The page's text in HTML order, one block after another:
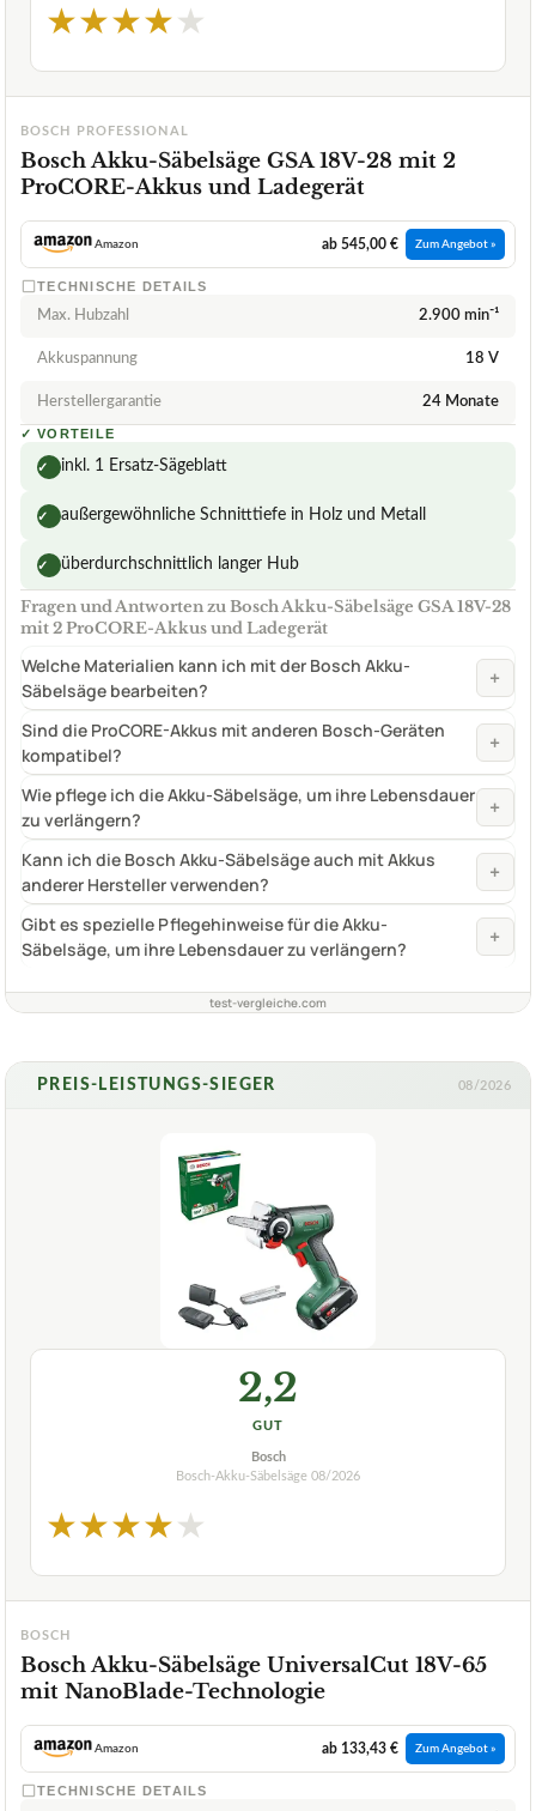
★★★★★
BOSCH PROFESSIONAL
Bosch Akku-Säbelsäge GSA 18V-28 mit 2
ProCORE-Akkus und Ladegerät
Amazon ab 545,00 € Zum Angebot »
TECHNISCHE DETAILS
Max. Hubzahl 2.900 min⁻¹
Akkuspannung 18 V
Herstellergarantie 24 Monate
✓ VORTEILE
✓ inkl. 1 Ersatz-Sägeblatt
✓ außergewöhnliche Schnitttiefe in Holz und Metall
✓ überdurchschnittlich langer Hub
Fragen und Antworten zu Bosch Akku-Säbelsäge GSA 18V-28
mit 2 ProCORE-Akkus und Ladegerät
Welche Materialien kann ich mit der Bosch Akku-
Säbelsäge bearbeiten?
+
Sind die ProCORE-Akkus mit anderen Bosch-Geräten
kompatibel?
+
Wie pflege ich die Akku-Säbelsäge, um ihre Lebensdauer
zu verlängern?
+
Kann ich die Bosch Akku-Säbelsäge auch mit Akkus
anderer Hersteller verwenden?
+
Gibt es spezielle Pflegehinweise für die Akku-
Säbelsäge, um ihre Lebensdauer zu verlängern?
+
test-vergleiche.com
PREIS-LEISTUNGS-SIEGER 08/2026
2,2
GUT
Bosch
Bosch-Akku-Säbelsäge 08/2026
★★★★★
BOSCH
Bosch Akku-Säbelsäge UniversalCut 18V-65
mit NanoBlade-Technologie
Amazon ab 133,43 € Zum Angebot »
TECHNISCHE DETAILS